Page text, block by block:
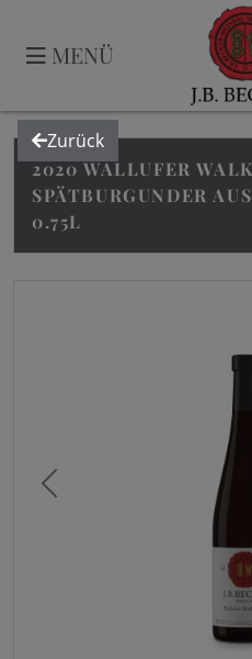
MENÜ
Zurück
2020 WALLUFER
SPÄTBURGUNDER
0.75L
Previous